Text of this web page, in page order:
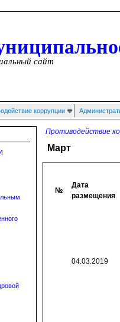
сайт
коррупции
Противодействие
Март
№
Дата
размещения
04.03.2019